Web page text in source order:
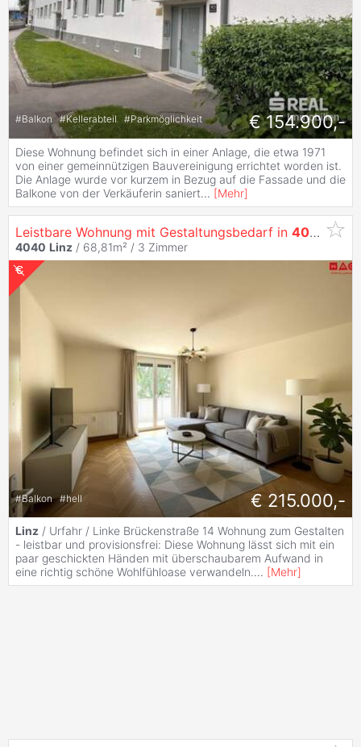
#Balkon #Kellerabteil #Parkmöglichkeit € 154.900,-
Diese Wohnung befindet sich in einer Anlage, die etwa 1971
von einer gemeinnützigen Bauvereinigung errichtet worden ist.
Die Anlage wurde vor kurzem in Bezug auf die Fassade und die
Balkone von der Verkäuferin saniert... [Mehr]
Leistbare Wohnung mit Gestaltungsbedarf in 4040
4040 Linz / 68,81m² / 3 Zimmer
#Balkon #hell € 215.000,-
Linz / Urfahr / Linke Brückenstraße 14 Wohnung zum Gestalten
- leistbar und provisionsfrei: Diese Wohnung lässt sich mit ein
paar geschickten Händen mit überschaubarem Aufwand in
eine richtig schöne Wohlfühloase verwandeln.... [Mehr]